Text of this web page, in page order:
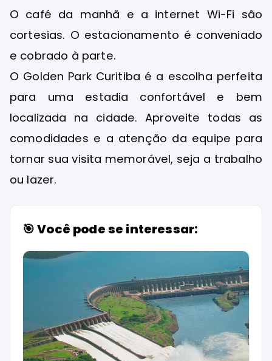
O café da manhã e a internet Wi-Fi são
cortesias. O estacionamento é conveniado
e cobrado à parte.
O Golden Park Curitiba é a escolha perfeita
para uma estadia confortável e bem
localizada na cidade. Aproveite todas as
comodidades e a atenção da equipe para
tornar sua visita memorável, seja a trabalho
ou lazer.
🎯 Você pode se interessar: